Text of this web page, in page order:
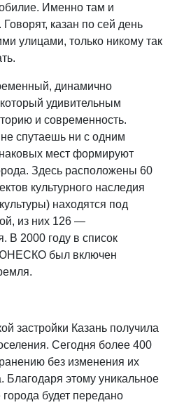
Именно там и
казан по сей день
улицами, только никому так
динамично
удивительным
и современность.
спутаешь ни с одним
мест формируют
Здесь расположены 60
культурного наследия
находятся под
из них 126 —
В 2000 году в список
был включен
застройки Казань получила
Сегодня более 400
без изменения их
Благодаря этому уникальное
будет передано